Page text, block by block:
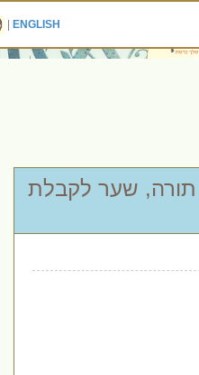
ENGLISH
|
תורה, שער לקבלת